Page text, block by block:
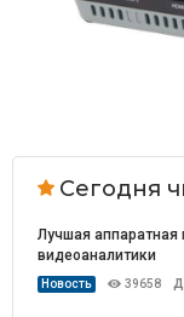
Сегодня
Лучшая
видеоаналитики
Новость 39658